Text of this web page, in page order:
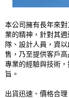
本公司擁有長年來
業的精神，針對其
隊、設計人員，資
售，乃至提供客戶
專業的經驗與技術
旨。
出貨迅速、價格合